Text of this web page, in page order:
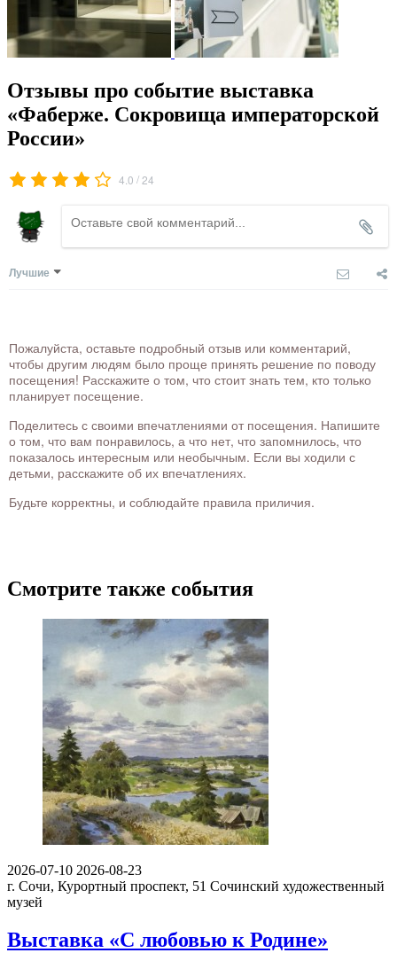
Отзывы про событие выставка
«Фаберже. Сокровища императорской
России»
4.0 /24
Лучшие
Пожалуйста, оставьте подробный отзыв или комментарий,
чтобы другим людям было проще принять решение по поводу
посещения! Расскажите о том, что стоит знать тем, кто только
планирует посещение.
Поделитесь с своими впечатлениями от посещения. Напишите
о том, что вам понравилось, а что нет, что запомнилось, что
показалось интересным или необычным. Если вы ходили с
детьми, расскажите об их впечатлениях.
Будьте корректны, и соблюдайте правила приличия.
Смотрите также события
2026-07-10 2026-08-23
г. Сочи, Курортный проспект, 51 Сочинский художественный
музей
Выставка «С любовью к Родине»